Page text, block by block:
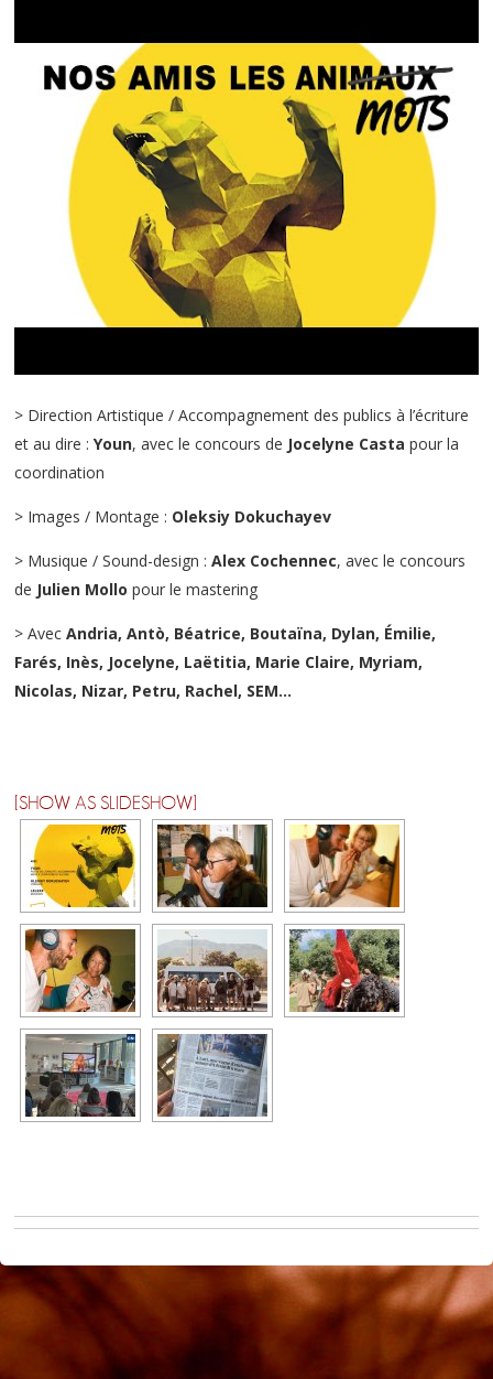
> Direction Artistique / Accompagnement des publics à l’écriture
et au dire :Youn, avec le concours de Jocelyne Casta pour la
coordination
> Images / Montage : Oleksiy Dokuchayev
> Musique / Sound-design :Alex Cochennec, avec le concours
de Julien Mollo pour le mastering
> AvecAndria, Antò, Béatrice, Boutaïna, Dylan, Émilie,
Farés, Inès, Jocelyne, Laëtitia, Marie Claire, Myriam,
Nicolas, Nizar, Petru, Rachel, SEM…
[SHOW AS SLIDESHOW]